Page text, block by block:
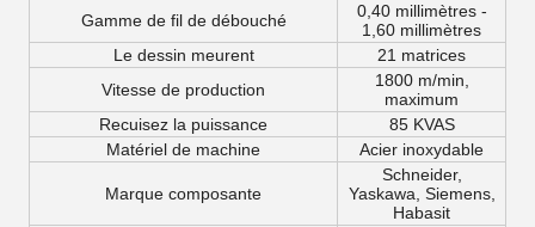
Gamme de fil de débouché
0,40 millimètres -
1,60 millimètres
Le dessin meurent
21 matrices
Vitesse de production
1800 m/min,
maximum
Recuisez la puissance
85 KVAS
Matériel de machine
Acier inoxydable
Marque composante
Schneider,
Yaskawa, Siemens,
Habasit